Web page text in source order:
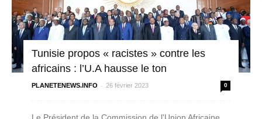
Tunisie propos « racistes » contre les
africains : l’U.A hausse le ton
PLANETENEWS.INFO - 26 février 2023 0
Le Président de la Commission de l'Union Africaine